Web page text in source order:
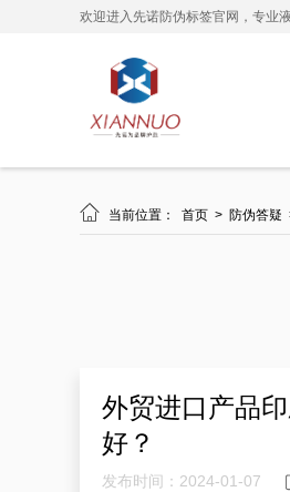
欢迎进入先诺防伪标签官网，专业
 当前位置： 首页 > 防伪答疑
外贸进口产品
好？
发布时间：2024-01-07